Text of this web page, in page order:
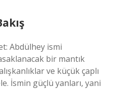
Abdülhey ismi
bir mantık
ve küçük çaplı
İsmin güçlü yanları, yani